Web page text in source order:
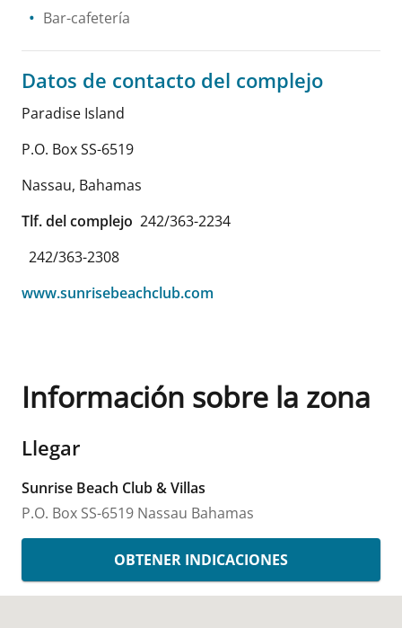
Bar-cafetería
Datos de contacto del complejo
Paradise Island
P.O. Box SS-6519
Nassau, Bahamas
Tlf. del complejo 242/363-2234
242/363-2308
www.sunrisebeachclub.com
Información sobre la zona
Llegar
Sunrise Beach Club & Villas
P.O. Box SS-6519 Nassau Bahamas
OBTENER INDICACIONES